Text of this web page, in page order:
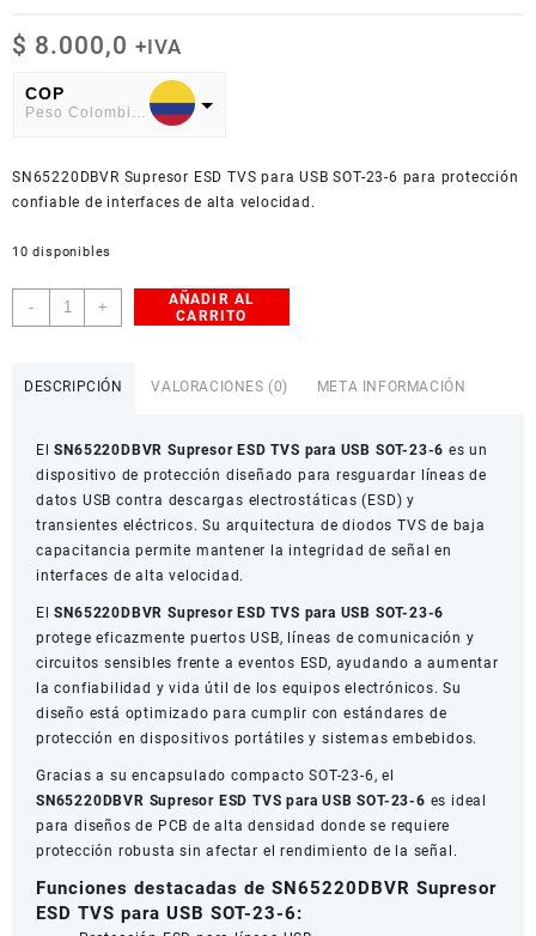
$ 8.000,0 +IVA
COP
Peso Colombiano
American Dollar
SN65220DBVR Supresor ESD TVS para USB SOT-23-6 para protección
confiable de interfaces de alta velocidad.
10 disponibles
-
SN65220DBVR
Supresor
SOT-
23-
6
cantidad
+
AÑADIR AL
CARRITO
DESCRIPCIÓN VALORACIONES (0) META INFORMACIÓN
ElSN65220DBVR Supresor ESD TVS para USB SOT-23-6 es un
dispositivo de protección diseñado para resguardar líneas de
datos USB contra descargas electrostáticas (ESD) y
transientes eléctricos. Su arquitectura de diodos TVS de baja
capacitancia permite mantener la integridad de señal en
interfaces de alta velocidad.
ElSN65220DBVR Supresor ESD TVS para USB SOT-23-6
protege eficazmente puertos USB, líneas de comunicación y
circuitos sensibles frente a eventos ESD, ayudando a aumentar
la confiabilidad y vida útil de los equipos electrónicos. Su
diseño está optimizado para cumplir con estándares de
protección en dispositivos portátiles y sistemas embebidos.
Gracias a su encapsulado compacto SOT-23-6, el
SN65220DBVR Supresor ESD TVS para USB SOT-23-6 es ideal
para diseños de PCB de alta densidad donde se requiere
protección robusta sin afectar el rendimiento de la señal.
Funciones destacadas de SN65220DBVR Supresor
ESD TVS para USB SOT-23-6: